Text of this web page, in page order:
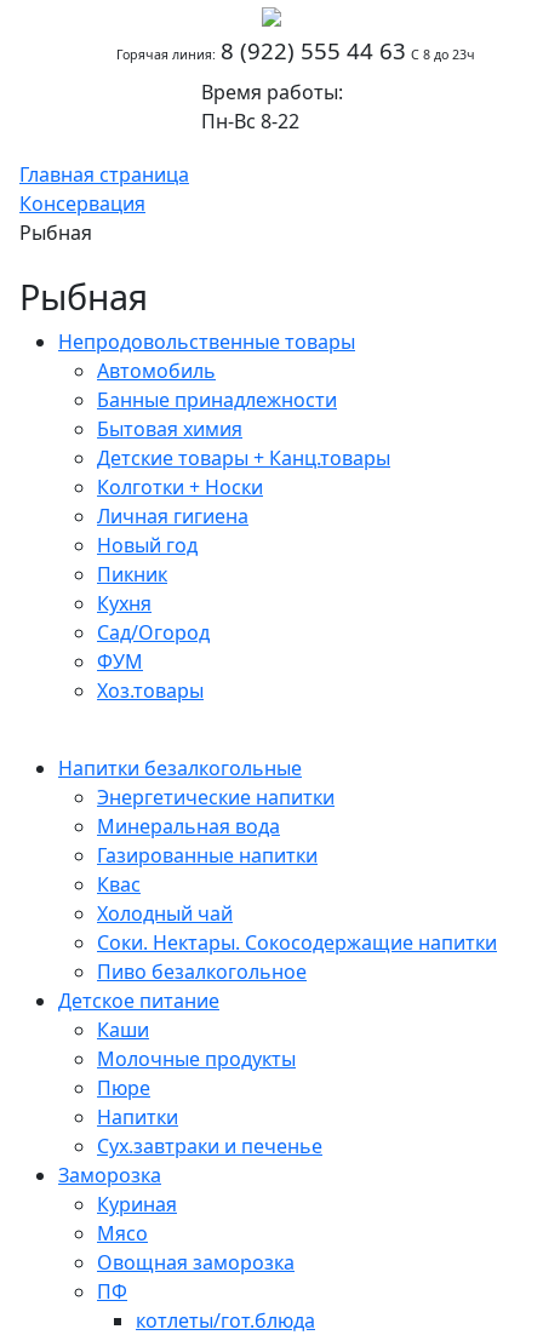
Горячая линия: 8 (922) 555 44 63 С 8 до 23ч
Время работы:
Пн-Вс 8-22
Главная страница
Консервация
Рыбная
Рыбная
Непродовольственные товары
Автомобиль
Банные принадлежности
Бытовая химия
Детские товары + Канц.товары
Колготки + Носки
Личная гигиена
Новый год
Пикник
Кухня
Сад/Огород
ФУМ
Хоз.товары
Напитки безалкогольные
Энергетические напитки
Минеральная вода
Газированные напитки
Квас
Холодный чай
Соки. Нектары. Сокосодержащие напитки
Пиво безалкогольное
Детское питание
Каши
Молочные продукты
Пюре
Напитки
Сух.завтраки и печенье
Заморозка
Куриная
Мясо
Овощная заморозка
ПФ
котлеты/гот.блюда